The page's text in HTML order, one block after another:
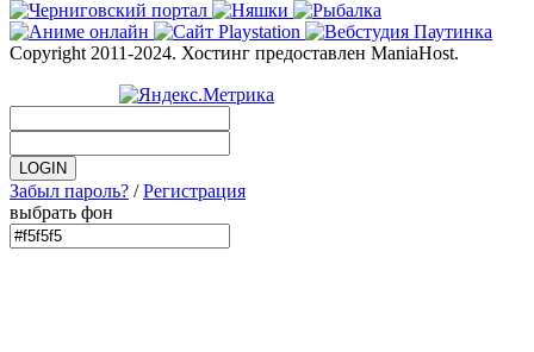
Copyright 2011-2024. Хостинг предоставлен ManiaHost.
Забыл пароль? /Регистрация
выбрать фон